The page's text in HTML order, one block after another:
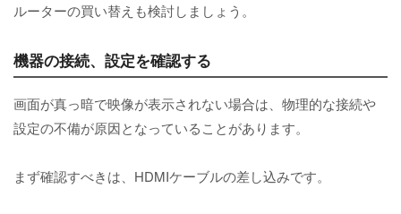
ルーターの買い替えも検討しましょう。
機器の接続、設定を確認する
画面が真っ暗で映像が表示されない場合は、物理的な接続や
設定の不備が原因となっていることがあります。
まず確認すべきは、HDMIケーブルの差し込みです。